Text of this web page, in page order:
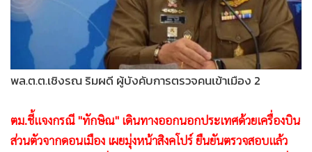
• ต่างประเทศ
Special Scoop
เศรษฐกิจ-ธุรกิจ
• จีน
• อาชญากรรม
• Motoring
พล.ต.ต.เชิงรณ ริมผดี ผู้บังคับการตรวจคนเข้าเมือง 2
ตม.ชี้แจงกรณี "ทักษิณ" เดินทางออกนอกประเทศด้วยเครื่องบิน
ส่วนตัวจากดอนเมือง เผยมุ่งหน้าสิงคโปร์ ยืนยันตรวจสอบแล้ว